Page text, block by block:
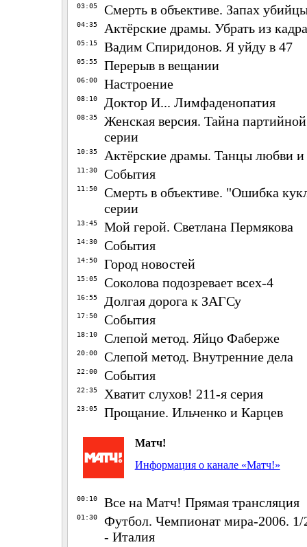
03:05 Смерть в объективе. Запах
04:35 Актёрские драмы. Убрать из кадра
05:15 Вадим Спиридонов. Я уйду в 47
05:55 Перерыв в вещании
06:00 Настроение
08:10 Доктор И... Лимфаденопатия
08:35
Женская версия. Тайна
серии
10:35 Актёрские драмы. Танцы любви и
11:30 События
11:50
Смерть в объективе. "Ошибка
серии
13:45 Мой герой. Светлана Пермякова
14:30 События
14:50 Город новостей
15:05 Соколова подозревает всех-4
16:55 Долгая дорога к ЗАГСу
17:50 События
18:10 Слепой метод. Яйцо Фаберже
20:00 Слепой метод. Внутренние дела
22:00 События
22:35 Хватит слухов! 211-я серия
23:05 Прощание. Ильченко и Карцев
Матч!
Информация о канале «Матч!»
00:10 Все на Матч! Прямая трансляция
01:30
Футбол. Чемпионат мира-2006.
- Италия